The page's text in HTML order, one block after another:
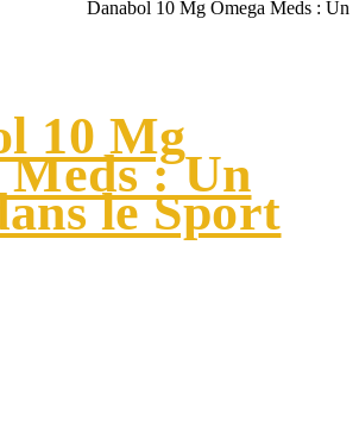
Danabol 10 Mg Omega Meds : Un
10 Mg
Meds : Un
le Sport